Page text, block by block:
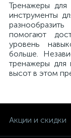
Тренажеры
инструменты
помогают
уровень
больше.
тренажеры для
высот в этом
Акции и скидки